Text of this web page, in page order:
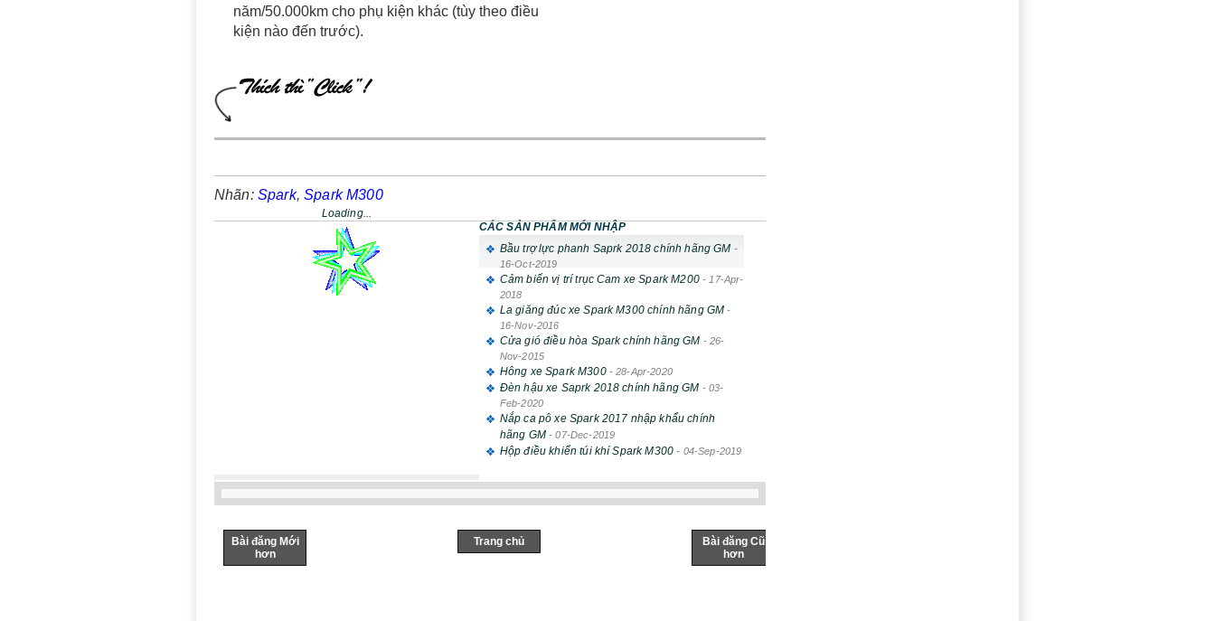
năm/50.000km cho phụ kiện khác (tùy theo điều
kiện nào đến trước).
Nhãn: Spark,Spark M300
Loading...
CÁC SẢN PHẨM MỚI NHẬP
Bầu trợ lực phanh Saprk 2018 chính hãng GM -
16-Oct-2019
Cảm biến vị trí trục Cam xe Spark M200- 17-Apr-
2018
La giăng đúc xe Spark M300 chính hãng GM -
16-Nov-2016
Cửa gió điều hòa Spark chính hãng GM -26-
Nov-2015
Hông xe Spark M300-28-Apr-2020
Đèn hậu xe Saprk 2018 chính hãng GM - 03-
Feb-2020
Nắp ca pô xe Spark 2017 nhập khẩu chính
hãng GM-07-Dec-2019
Hộp điều khiển túi khí Spark M300 - 04-Sep-2019
Bài đăng Mới
hơn
Bài đăng Cũ
hơn
Trang chủ